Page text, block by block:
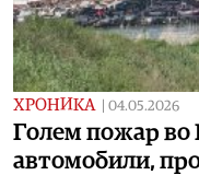
ХРОНИКА 04.05.2026
Голем пожар во
автомобили,